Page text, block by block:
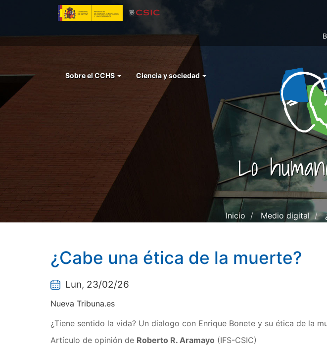
principal
Menu
Sobre el CCHS Ciencia y sociedad
Lo
Inicio Medio digital
¿Cabe una ética de la muerte?
Lun, 23/02/26
Nueva Tribuna.es
¿Tiene sentido la vida? Un dialogo con Enrique Bonete y su ética de la
Artículo de opinión de Roberto R. Aramayo (IFS-CSIC)